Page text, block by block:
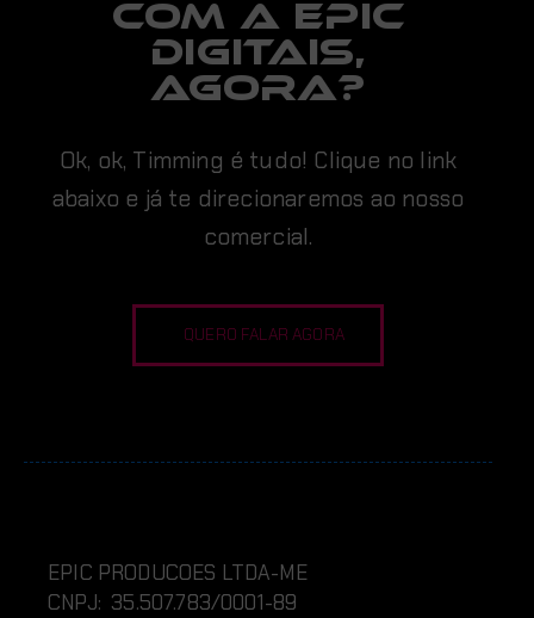
com a EPIC
digitais,
AGORA?
Ok, ok, Timming é tudo! Clique no link
abaixo e já te direcionaremos ao nosso
comercial.
QUERO FALAR AGORA
EPIC PRODUCOES LTDA-ME
CNPJ: 35.507.783/0001-89